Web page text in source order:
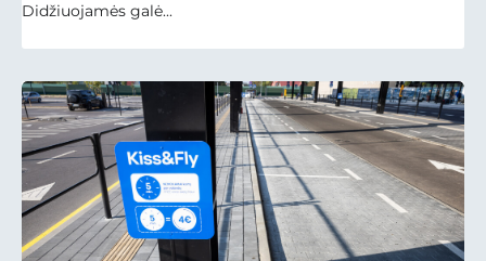
Didžiuojamės galė...